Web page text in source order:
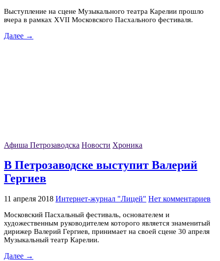
Выступление на сцене Музыкального театра Карелии прошло
вчера в рамках XVII Московского Пасхального фестиваля.
Далее →
Афиша Петрозаводска Новости Хроника
В Петрозаводске выступит Валерий
Гергиев
11 апреля 2018 Интернет-журнал "Лицей" Нет комментариев
Московский Пасхальный фестиваль, основателем и
художественным руководителем которого является знаменитый
дирижер Валерий Гергиев, принимает на своей сцене 30 апреля
Музыкальный театр Карелии.
Далее →